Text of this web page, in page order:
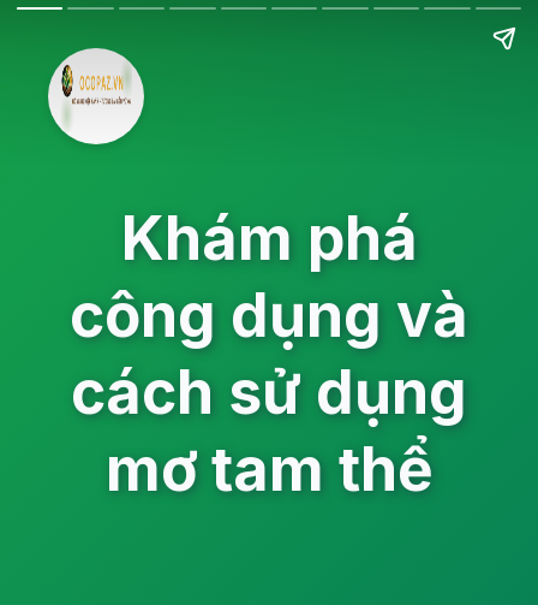
Khám phá
công dụng và
cách sử dụng
mơ tam thể